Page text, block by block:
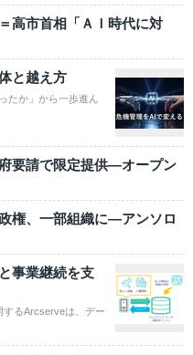
高市首相「ＡＩ時代に対
と越え方
たか」から一歩進ん
要請で限定提供―オープン
権、一部組織に―アンソロ
事業継続を支
するArcserveは、デー